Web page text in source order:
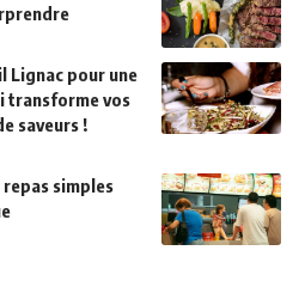
Lignac pour une
transforme vos
saveurs !
simples